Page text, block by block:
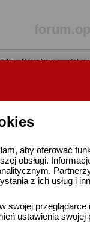
aby oferować
obsługi.
z ich usług i
ustawienia
•Rejestracja•